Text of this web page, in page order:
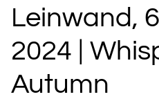
Leinwand,
2024 |
Autumn